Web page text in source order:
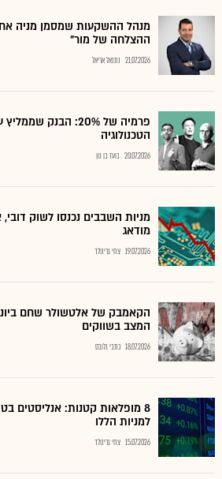
מנהל ההשקעות שמסמן מניה
ההצלחה של מור"
21.07.2026 נתנאל אריאל
פרמיה של 20%: הבנק
הטכנולוגיה
20.07.2026 בועז בן נון
מניות השבבים נכנסו לשוק
מודאג
19.07.2026 צחי גרינולד
המצב בשווקים
18.07.2026 כתבי גלובס
8 מופלאות קטנות: אנליסטים
למניות הללו
15.07.2026 צחי גרינולד